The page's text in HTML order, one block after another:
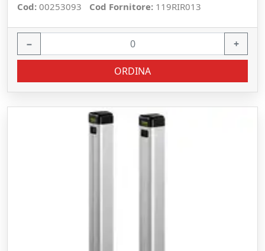
Cod: 00253093 Cod Fornitore: 119RIR013
− +
ORDINA